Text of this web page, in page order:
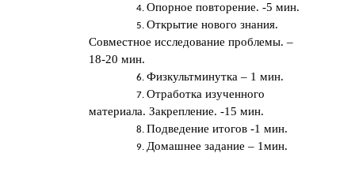
Опорное повторение. -5 мин.
Открытие нового знания.
Совместное исследование проблемы. –
18-20 мин.
Физкультминутка – 1 мин.
Отработка изученного
материала. Закрепление. -15 мин.
Подведение итогов -1 мин.
Домашнее задание – 1мин.